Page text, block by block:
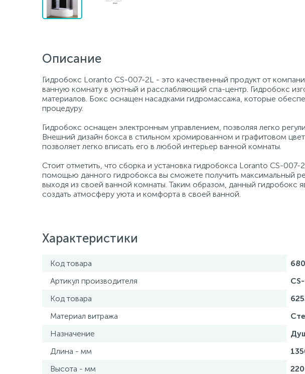
Описание
Гидробокс Loranto CS-007-2L - это качественный продукт от
ванную комнату в уютный и расслабляющий спа-центр. Гидробокс
материалов. Бокс оснащен насадками гидромассажа, которые
процедуру.
Гидробокс оснащен электронным управлением, позволяя легко
Внешний дизайн бокса в стильном хромированном и графитовом
позволяет легко вписать его в любой интерьер ванной комнаты.
Стоит отметить, что сборка и установка гидробокса Loranto CS-
помощью данного гидробокса вы сможете получить максимальный
выходя из своей ванной комнаты. Таким образом, данный гидробокс
создать атмосферу уюта и комфорта в своей ванной.
Характеристики
Код товара
Артикул производителя
Код товара
Материал витража
Назначение
Длина - мм
Высота - мм